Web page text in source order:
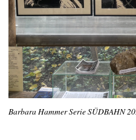
Barbara Hammer Serie SÜDBAHN